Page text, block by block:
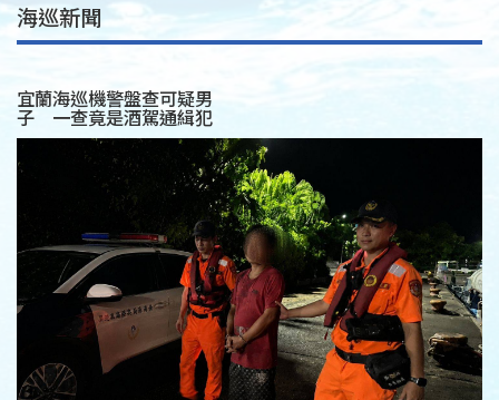
海巡新聞
宜蘭海巡機警盤查可疑男
子 一查竟是酒駕通緝犯